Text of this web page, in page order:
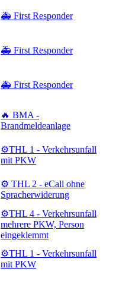
🚑 First Responder
🚑 First Responder
🚑 First Responder
🔥 BMA -
Brandmeldeanlage
⚙️THL 1 - Verkehrsunfall
mit PKW
⚙️ THL 2 - eCall ohne
Spracherwiderung
⚙️THL 4 - Verkehrsunfall
mehrere PKW, Person
eingeklemmt
⚙️THL 1 - Verkehrsunfall
mit PKW